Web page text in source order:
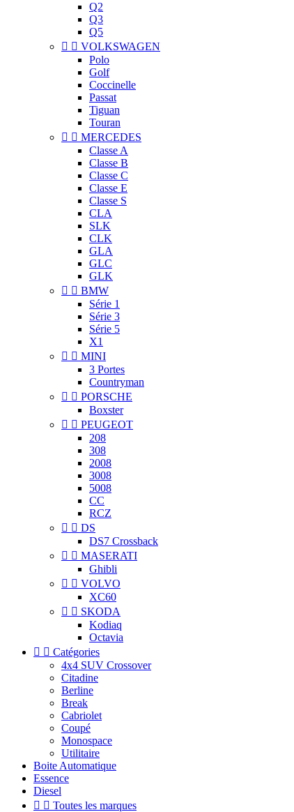
Q2
Q3
Q5
  VOLKSWAGEN
Polo
Golf
Coccinelle
Passat
Tiguan
Touran
  MERCEDES
Classe A
Classe B
Classe C
Classe E
Classe S
CLA
SLK
CLK
GLA
GLC
GLK
  BMW
Série 1
Série 3
Série 5
X1
  MINI
3 Portes
Countryman
  PORSCHE
Boxster
  PEUGEOT
208
308
2008
3008
5008
CC
RCZ
  DS
DS7 Crossback
  MASERATI
Ghibli
  VOLVO
XC60
  SKODA
Kodiaq
Octavia
  Catégories
4x4 SUV Crossover
Citadine
Berline
Break
Cabriolet
Coupé
Monospace
Utilitaire
Boite Automatique
Essence
Diesel
  Toutes les marques